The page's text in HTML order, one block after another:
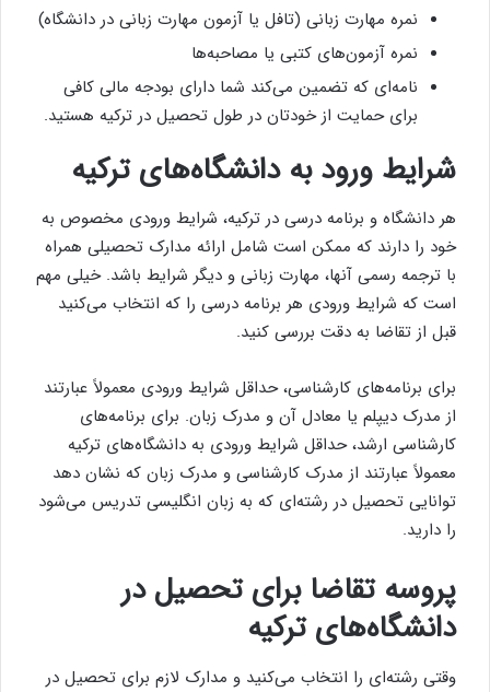
نمره مهارت زبانی (تافل یا آزمون مهارت زبانی در دانشگاه)
نمره آزمون‌های کتبی یا مصاحبه‌ها
نامه‌ای که تضمین می‌کند شما دارای بودجه مالی کافی
برای حمایت از خودتان در طول تحصیل در ترکیه هستید.
شرایط ورود به دانشگاه‌های ترکیه
هر دانشگاه و برنامه درسی در ترکیه، شرایط ورودی مخصوص به
خود را دارند که ممکن است شامل ارائه مدارک تحصیلی همراه
با ترجمه رسمی آنها، مهارت زبانی و دیگر شرایط باشد. خیلی مهم
است که شرایط ورودی هر برنامه درسی را که انتخاب می‌کنید
قبل از تقاضا به دقت بررسی کنید.
برای برنامه‌های کارشناسی، حداقل شرایط ورودی معمولاً عبارتند
از مدرک دیپلم یا معادل آن و مدرک زبان. برای برنامه‌های
کارشناسی ارشد، حداقل شرایط ورودی به دانشگاه‌های ترکیه
معمولاً عبارتند از مدرک کارشناسی و مدرک زبان که نشان دهد
توانایی تحصیل در رشته‌ای که به زبان انگلیسی تدریس می‌شود
را دارید.
پروسه تقاضا برای تحصیل در
دانشگاه‌های ترکیه
وقتی رشته‌ای را انتخاب می‌کنید و مدارک لازم برای تحصیل در